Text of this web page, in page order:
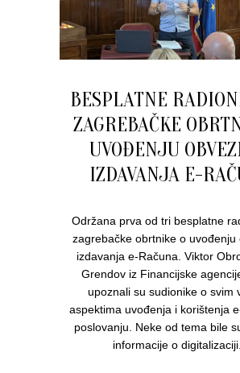
BESPLATNE
ZAGREBAČKE
UVOĐENJU
IZDAVANJA E-
Održana prva od tri besplatne
zagrebačke obrtnike o uvođenju
izdavanja e-Računa. Viktor
Grendov iz Financijske
upoznali su sudionike o svim
aspektima uvođenja i korištenja
poslovanju. Neke od tema bile
informacije o